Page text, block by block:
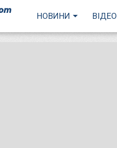
НОВИНИ ВІДЕО